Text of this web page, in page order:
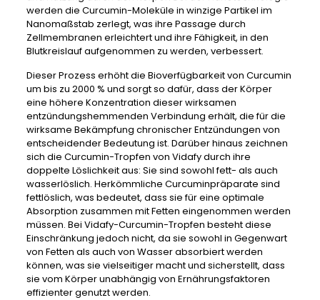
werden die Curcumin-Moleküle in winzige Partikel im
Nanomaßstab zerlegt, was ihre Passage durch
Zellmembranen erleichtert und ihre Fähigkeit, in den
Blutkreislauf aufgenommen zu werden, verbessert.
Dieser Prozess erhöht die Bioverfügbarkeit von Curcumin
um bis zu 2000 % und sorgt so dafür, dass der Körper
eine höhere Konzentration dieser wirksamen
entzündungshemmenden Verbindung erhält, die für die
wirksame Bekämpfung chronischer Entzündungen von
entscheidender Bedeutung ist. Darüber hinaus zeichnen
sich die Curcumin-Tropfen von Vidafy durch ihre
doppelte Löslichkeit aus: Sie sind sowohl fett- als auch
wasserlöslich. Herkömmliche Curcuminpräparate sind
fettlöslich, was bedeutet, dass sie für eine optimale
Absorption zusammen mit Fetten eingenommen werden
müssen. Bei Vidafy-Curcumin-Tropfen besteht diese
Einschränkung jedoch nicht, da sie sowohl in Gegenwart
von Fetten als auch von Wasser absorbiert werden
können, was sie vielseitiger macht und sicherstellt, dass
sie vom Körper unabhängig von Ernährungsfaktoren
effizienter genutzt werden.